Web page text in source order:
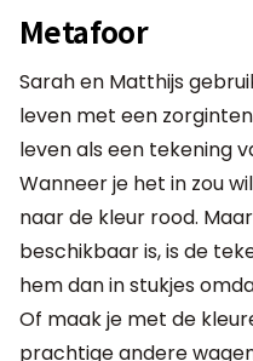
Metafoor
Sarah en Matthijs
leven met een
leven als een tekening
Wanneer je het in zou
naar de kleur rood.
beschikbaar is, is de
hem dan in stukjes
Of maak je met de
prachtige andere